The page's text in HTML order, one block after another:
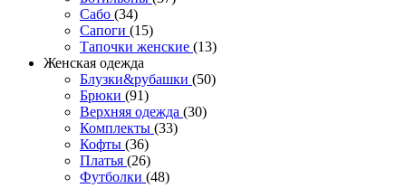
Сабо (34)
Сапоги (15)
Тапочки женские (13)
Женская одежда
Блузки&рубашки (50)
Брюки (91)
Верхняя одежда (30)
Комплекты (33)
Кофты (36)
Платья (26)
Футболки (48)